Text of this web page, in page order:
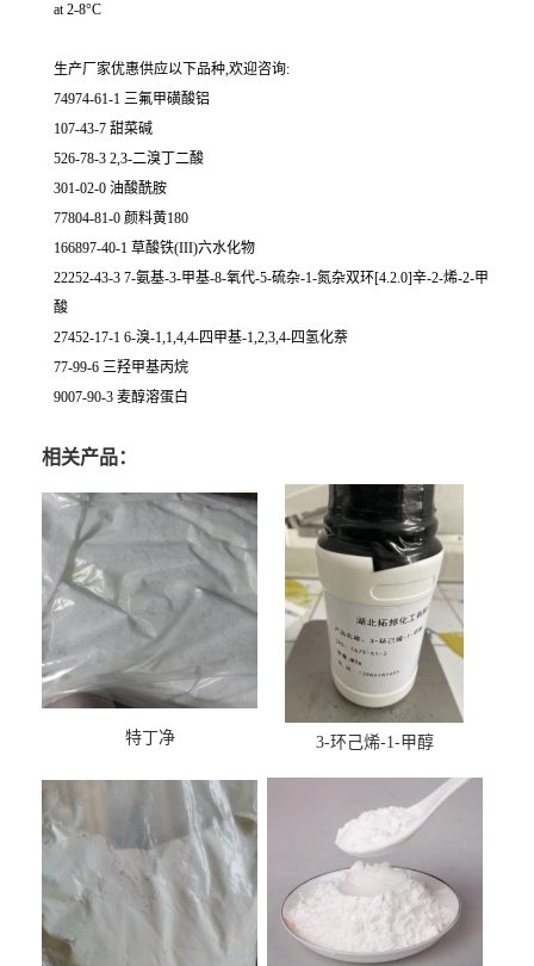
at 2-8°C
生产厂家优惠供应以下品种,欢迎咨询:
74974-61-1 三氟甲磺酸铝
107-43-7 甜菜碱
526-78-3 2,3-二溴丁二酸
301-02-0 油酸酰胺
77804-81-0 颜料黄180
166897-40-1 草酸铁(III)六水化物
22252-43-3 7-氨基-3-甲基-8-氧代-5-硫杂-1-氮杂双环[4.2.0]辛-2-烯-2-甲
酸
27452-17-1 6-溴-1,1,4,4-四甲基-1,2,3,4-四氢化萘
77-99-6 三羟甲基丙烷
9007-90-3 麦醇溶蛋白
相关产品：
特丁净 3-环己烯-1-甲醇